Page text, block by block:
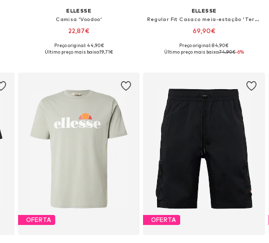
ELLESSE
Camisa 'Voodoo'
22,87€
Tamanhos disponíveis: S, M, L, XL
Preço original: 44,90€
Último preço mais baixo:19,71€
ELLESSE
Regular Fit Casaco meia-estação 'Terrazzo'
69,90€
Tamanhos disponíveis: XS, S, M, L, XL
Preço original: 84,90€
Último preço mais baixo:74,90€-6%
OFERTA OFERTA